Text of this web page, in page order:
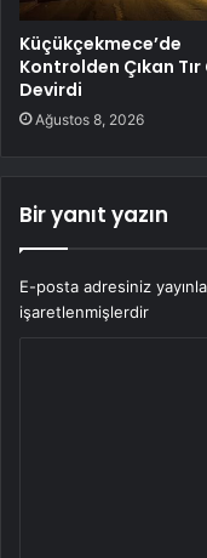
Küçükçekmece’de
Kontrolden Çıkan
Devirdi
Ağustos 8, 2026
Bir yanıt yazın
E-posta adresiniz
işaretlenmişlerdir